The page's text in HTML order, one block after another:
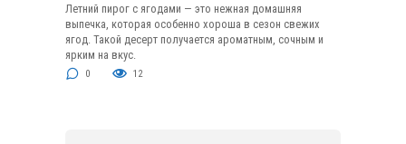
Летний пирог с ягодами — это нежная домашняя
выпечка, которая особенно хороша в сезон свежих
ягод. Такой десерт получается ароматным, сочным и
ярким на вкус.
0 12